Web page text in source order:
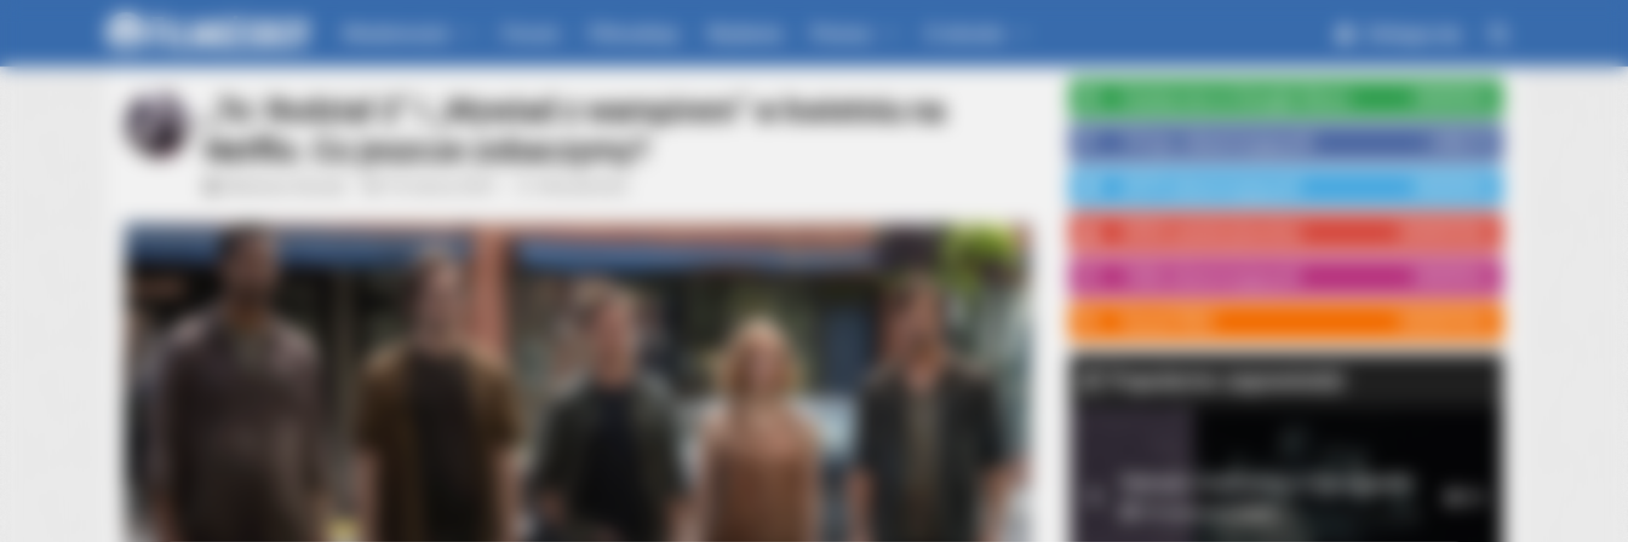
„To: Rodział 2” i „Wywiad z wampirem” w kwietniu na
Netflix. Co jeszcze zobaczymy?
Rękopis znaleziony w Saragossie